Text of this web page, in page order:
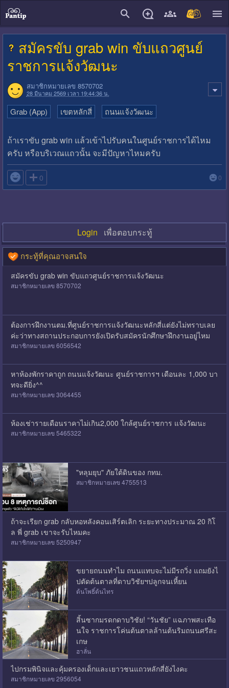
สมัครขับ grab win ขับแถวศูนย์
ราชการแจ้งวัฒนะ
สมาชิกหมายเลข 8570702
28 มีนาคม 2569 เวลา 19:44:36 น.
Grab (App) เขตหลักสี่ ถนนแจ้งวัฒนะ
ถ้าเราขับ grab win แล้วเข้าไปรับคนในศูนย์ราชการได้ไหม
ครับ หรือบริเวณแถวนั้น จะมีปัญหาไหมครับ
 0 0
Login เพื่อตอบกระทู้
กระทู้ที่คุณอาจสนใจ
สมัครขับ grab win ขับแถวศูนย์ราชการแจ้งวัฒนะ
สมาชิกหมายเลข 8570702
ต้องการฝึกงานตม.ที่ศูนย์ราชการแจ้งวัฒนะหลักสี่แต่ยังไม่ทราบเลย
ค่ะว่าทางสถานประกอบการยังเปิดรับสมัครนักศึกษาฝึกงานอยู่ไหม
สมาชิกหมายเลข 6056542
หาห้องพักราคาถูก ถนนแจ้งวัฒนะ ศูนย์ราชการฯ เดือนละ 1,000 บา
ทจะดียิ่ง^^
สมาชิกหมายเลข 3064455
ห้องเช่ารายเดือนราคาไม่เกิน2,000 ใกล้ศูนย์ราชการ แจ้งวัฒนะ
สมาชิกหมายเลข 5465322
"หลุมยุบ" ภัยใต้ดินของ กทม.
สมาชิกหมายเลข 4755513
ถ้าจะเรียก grab กลับหอหลังคอนเสิร์ตเลิก ระยะทางประมาณ 20 กิโ
ล พี่ grab เขาจะรับไหมคะ
สมาชิกหมายเลข 5250947
ขยายถนนทำไม ถนนแทบจะไม่มีรถวิ่ง แถมยังไ
ปตัดต้นตาลที่ดาบวิชัยฯปลูกจนเหี้ยน
ต้นโพธิ์ต้นไทร
สิ้นซากมรดกดาบวิชัย! “วันชัย” แฉภาพสะเทือ
นใจ ราชการโค่นต้นตาลล้านต้นริมถนนศรีสะ
เกษ
ฮาลั่น
ไปกรมพินิจและคุ้มครองเด็กและเยาวชนแถวหลักสี่ยังไงคะ
สมาชิกหมายเลข 2956054
close